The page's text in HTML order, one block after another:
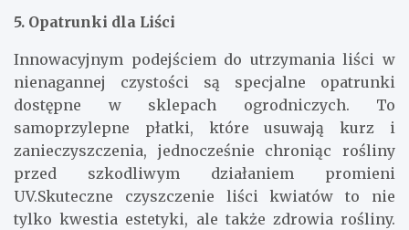
5. Opatrunki dla Liści
Innowacyjnym podejściem do utrzymania liści w
nienagannej czystości są specjalne opatrunki
dostępne w sklepach ogrodniczych. To
samoprzylepne płatki, które usuwają kurz i
zanieczyszczenia, jednocześnie chroniąc rośliny
przed szkodliwym działaniem promieni
UV.Skuteczne czyszczenie liści kwiatów to nie
tylko kwestia estetyki, ale także zdrowia rośliny.